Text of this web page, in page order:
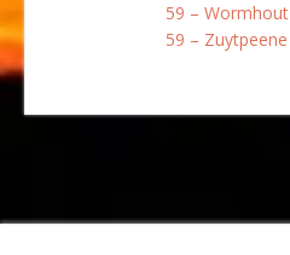
59 – Wormhout
59 – Zuytpeene